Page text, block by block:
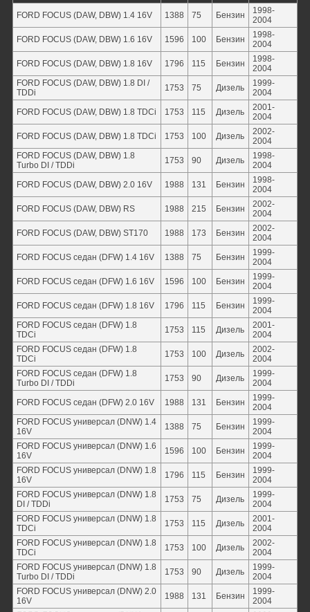
FORD FOCUS (DAW, DBW) 1.4 16V 1388 75 Бензин
1998-
2004
FORD FOCUS (DAW, DBW) 1.6 16V
1596 100 Бензин
1998-
2004
FORD FOCUS (DAW, DBW) 1.8 16V
1796 115 Бензин
1998-
2004
FORD FOCUS (DAW, DBW) 1.8 DI /
TDDi
1753 75 Дизель
1999-
2004
FORD FOCUS (DAW, DBW) 1.8 TDCi
1753 115 Дизель
2001-
2004
FORD FOCUS (DAW, DBW) 1.8 TDCi
1753 100 Дизель
2002-
2004
FORD FOCUS (DAW, DBW) 1.8
Turbo DI / TDDi
1753 90 Дизель
1998-
2004
FORD FOCUS (DAW, DBW) 2.0 16V
1988 131 Бензин
1998-
2004
FORD FOCUS (DAW, DBW) RS
1988 215 Бензин
2002-
2004
FORD FOCUS (DAW, DBW) ST170
1988 173 Бензин
2002-
2004
FORD FOCUS седан (DFW) 1.4 16V
1388 75 Бензин
1999-
2004
FORD FOCUS седан (DFW) 1.6 16V
1596 100 Бензин
1999-
2004
FORD FOCUS седан (DFW) 1.8 16V
1796 115 Бензин
1999-
2004
FORD FOCUS седан (DFW) 1.8
TDCi
1753 115 Дизель
2001-
2004
FORD FOCUS седан (DFW) 1.8
TDCi
1753 100 Дизель
2002-
2004
FORD FOCUS седан (DFW) 1.8
Turbo DI / TDDi
1753 90 Дизель
1999-
2004
FORD FOCUS седан (DFW) 2.0 16V
1988 131 Бензин
1999-
2004
FORD FOCUS универсал (DNW) 1.4
16V
1388 75 Бензин
1999-
2004
FORD FOCUS универсал (DNW) 1.6
16V
1596 100 Бензин
1999-
2004
FORD FOCUS универсал (DNW) 1.8
16V
1796 115 Бензин
1999-
2004
FORD FOCUS универсал (DNW) 1.8
DI / TDDi
1753 75 Дизель
1999-
2004
FORD FOCUS универсал (DNW) 1.8
TDCi
1753 115 Дизель
2001-
2004
FORD FOCUS универсал (DNW) 1.8
TDCi
1753 100 Дизель
2002-
2004
FORD FOCUS универсал (DNW) 1.8
Turbo DI / TDDi
1753 90 Дизель
1999-
2004
FORD FOCUS универсал (DNW) 2.0
16V
1988 131 Бензин
1999-
2004